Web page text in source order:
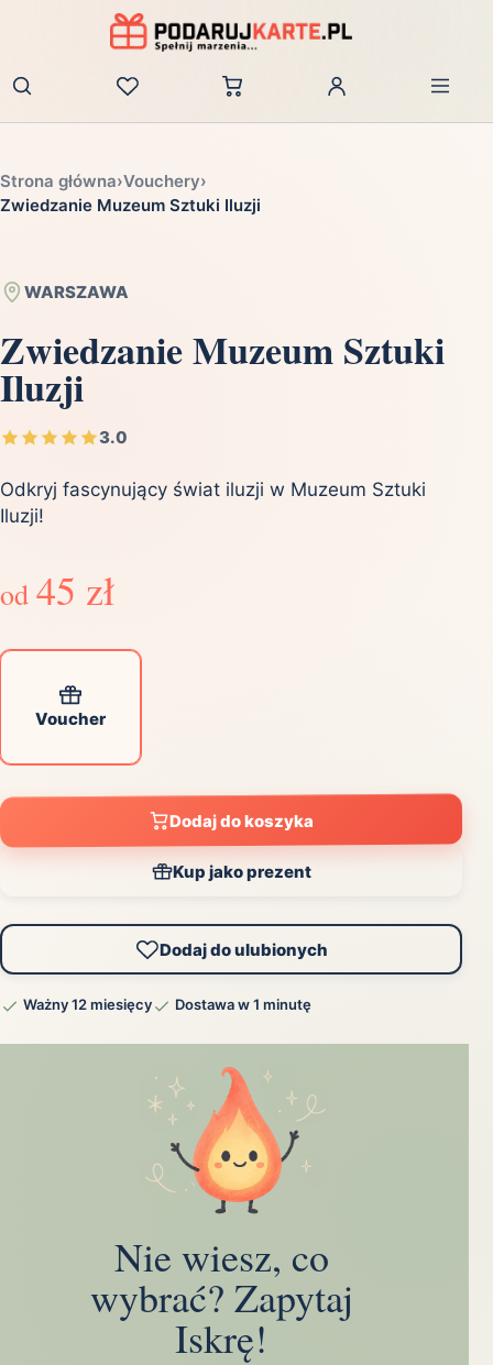
Zaloguj
Strona główna›Vouchery›
Zwiedzanie Muzeum Sztuki Iluzji
WARSZAWA
Zwiedzanie Muzeum Sztuki
Iluzji
3.0
Odkryj fascynujący świat iluzji w Muzeum Sztuki
Iluzji!
od 45 zł
Voucher
Dodaj do koszyka
Kup jako prezent
Dodaj do ulubionych
Ważny 12 miesięcy Dostawa w 1 minutę
Nie wiesz, co
wybrać? Zapytaj
Iskrę!